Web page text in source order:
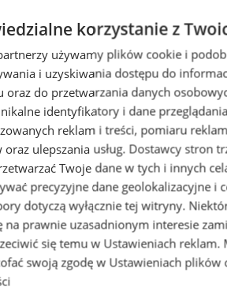
korzystanie z
używamy plików cookie i
i uzyskiwania dostępu do
oraz do przetwarzania danych
identyfikatory i dane
reklam i treści, pomiaru
ulepszania usług. Dostawcy stron
Twoje dane w tych i innych
precyzyjne dane geolokalizacyjne i
dotyczą wyłącznie tej witryny.
na prawnie uzasadnionym interesie
się temu w Ustawieniach reklam.
swoją zgodę w Ustawieniach plików